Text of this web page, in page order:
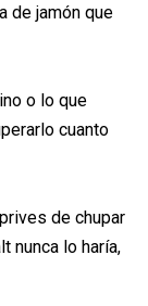
de jamón que
o lo que
cuanto
de chupar
nunca lo haría,